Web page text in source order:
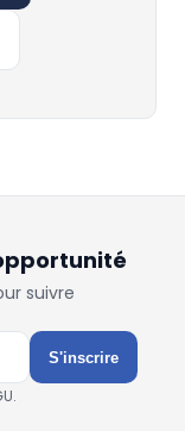
suivre
S'inscrire